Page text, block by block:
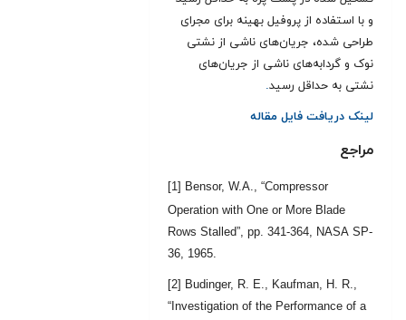
و با استفاده از پروفیل بهینه برای مجرای
طراحی شده، جریان‌های ناشی از نشتی
نوک و گردابه‌های ناشی از جریان‌های
نشتی به حداقل رسید.
لینک دریافت فایل مقاله
مراجع
[1] Bensor, W.A., “Compressor
Operation with One or More Blade
Rows Stalled”, pp. 341-364, NASA SP-
36, 1965.
[2] Budinger, R. E., Kaufman, H. R.,
“Investigation of the Performance of a